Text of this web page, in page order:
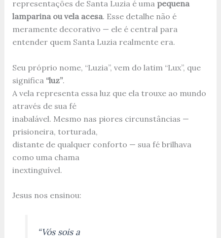
representações de Santa Luzia é uma pequena
lamparina ou vela acesa. Esse detalhe não é
meramente decorativo — ele é central para
entender quem Santa Luzia realmente era.
Seu próprio nome, “Luzia”, vem do latim “Lux”, que
significa “luz”.
A vela representa essa luz que ela trouxe ao mundo
através de sua fé
inabalável. Mesmo nas piores circunstâncias —
prisioneira, torturada,
distante de qualquer conforto — sua fé brilhava
como uma chama
inextinguível.
Jesus nos ensinou:
“Vós sois a